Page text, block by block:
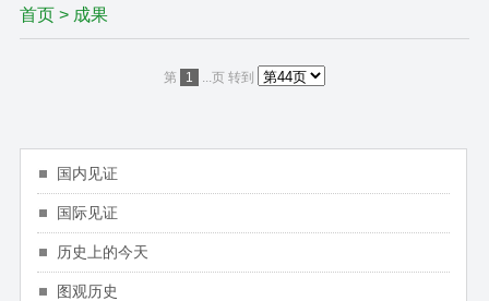
首页> 成果
第 1 ...页 转到
国内见证
国际见证
历史上的今天
图观历史